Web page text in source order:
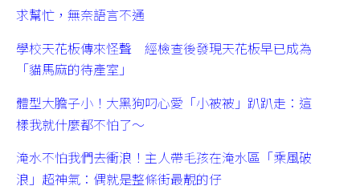
求幫忙，無奈語言不通
學校天花板傳來怪聲 經檢查後發現天花板早已成為
「貓馬麻的待產室」
體型大膽子小！大黑狗叼心愛「小被被」趴趴走：這
樣我就什麼都不怕了～
淹水不怕我們去衝浪！主人帶毛孩在淹水區「乘風破
浪」超神氣：偶就是整條街最靚的仔